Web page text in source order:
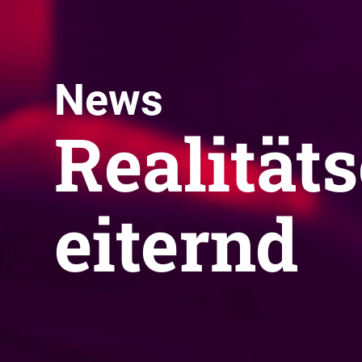
News
eiternd